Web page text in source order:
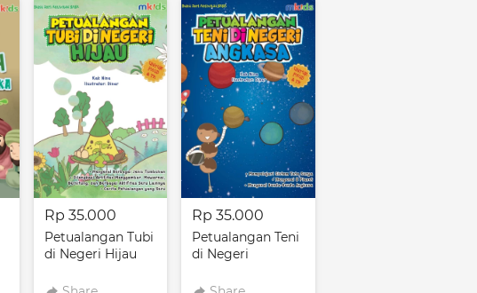
Rp 35.000
Petualangan Tubi
di Negeri Hijau
Rp 35.000
Petualangan Teni
di Negeri